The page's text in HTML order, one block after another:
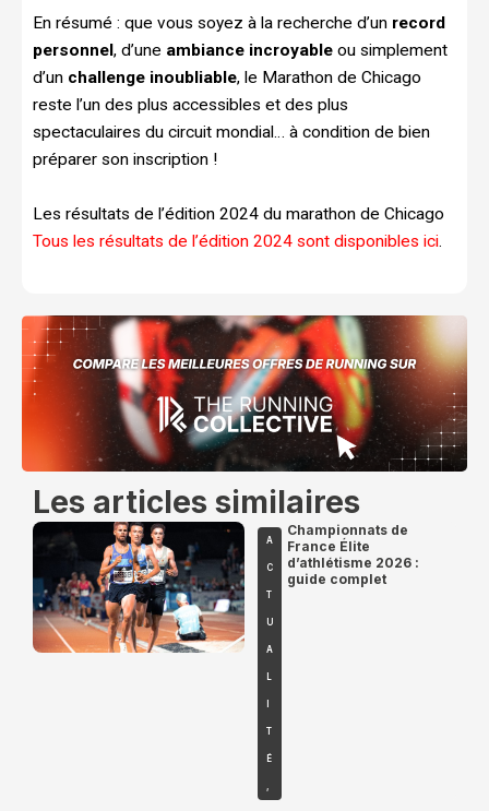
En résumé : que vous soyez à la recherche d’un record
personnel , d’une ambiance incroyable ou simplement
d’un challenge inoubliable, le Marathon de Chicago
reste l’un des plus accessibles et des plus
spectaculaires du circuit mondial… à condition de bien
préparer son inscription !
Les résultats de l’édition 2024 du marathon de Chicago
Tous les résultats de l’édition 2024 sont disponibles ici.
Les articles similaires
A
C
T
U
A
L
T
É
,
Championnats de
France Élite
d’athlétisme 2026 :
guide complet